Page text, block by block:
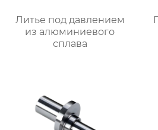
Литье под давлением
из алюминиевого
сплава